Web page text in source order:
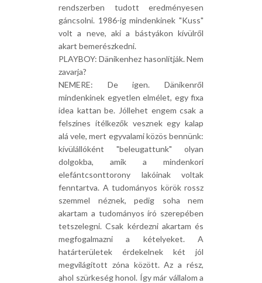
rendszerben tudott eredményesen
gáncsolni. 1986-ig mindenkinek "Kuss"
volt a neve, aki a bástyákon kívülről
akart bemerészkedni.
PLAYBOY: Dänikenhez hasonlítják. Nem
zavarja?
NEMERE: De igen. Dänikenről
mindenkinek egyetlen elmélet, egy fixa
idea kattan be. Jóllehet engem csak a
felszínes ítélkezők vesznek egy kalap
alá vele, mert egyvalami közös bennünk:
kívülállóként "beleugattunk" olyan
dolgokba, amik a mindenkori
elefántcsonttorony lakóinak voltak
fenntartva. A tudományos körök rossz
szemmel néznek, pedig soha nem
akartam a tudományos író szerepében
tetszelegni. Csak kérdezni akartam és
megfogalmazni a kételyeket. A
határterületek érdekelnek két jól
megvilágított zóna között. Az a rész,
ahol szürkeség honol. Így már vállalom a